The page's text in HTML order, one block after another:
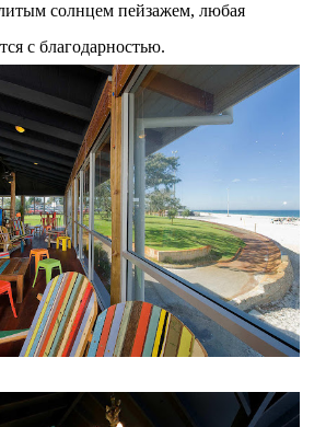
солнцем пейзажем, любая
с благодарностью.